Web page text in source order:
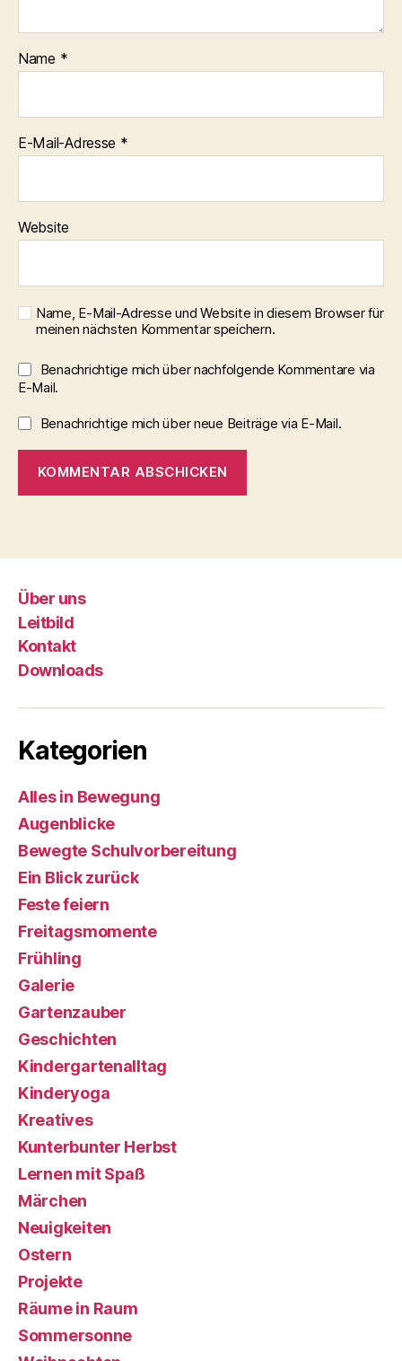
Name *
E-Mail-Adresse *
Website
Name, E-Mail-Adresse und Website in diesem Browser für
meinen nächsten Kommentar speichern.
Benachrichtige mich über nachfolgende Kommentare via
E-Mail.
Benachrichtige mich über neue Beiträge via E-Mail.
Über uns
Leitbild
Kontakt
Downloads
Kategorien
Alles in Bewegung
Augenblicke
Bewegte Schulvorbereitung
Ein Blick zurück
Feste feiern
Freitagsmomente
Frühling
Galerie
Gartenzauber
Geschichten
Kindergartenalltag
Kinderyoga
Kreatives
Kunterbunter Herbst
Lernen mit Spaß
Märchen
Neuigkeiten
Ostern
Projekte
Räume in Raum
Sommersonne